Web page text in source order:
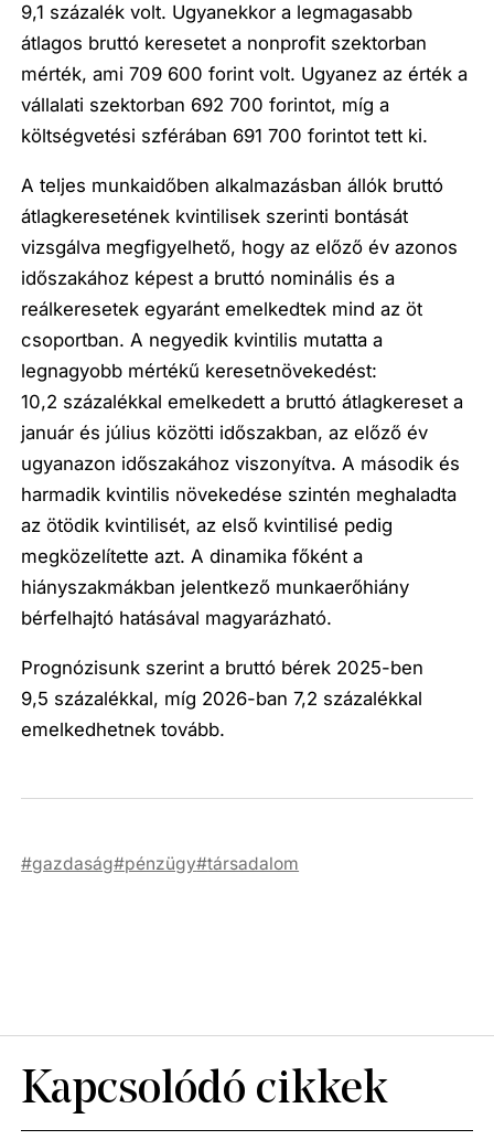
9,1 százalék volt. Ugyanekkor a legmagasabb
átlagos bruttó keresetet a nonprofit szektorban
mérték, ami 709 600 forint volt. Ugyanez az érték a
vállalati szektorban 692 700 forintot, míg a
költségvetési szférában 691 700 forintot tett ki.
A teljes munkaidőben alkalmazásban állók bruttó
átlagkeresetének kvintilisek szerinti bontását
vizsgálva megfigyelhető, hogy az előző év azonos
időszakához képest a bruttó nominális és a
reálkeresetek egyaránt emelkedtek mind az öt
csoportban. A negyedik kvintilis mutatta a
legnagyobb mértékű keresetnövekedést:
10,2 százalékkal emelkedett a bruttó átlagkereset a
január és július közötti időszakban, az előző év
ugyanazon időszakához viszonyítva. A második és
harmadik kvintilis növekedése szintén meghaladta
az ötödik kvintilisét, az első kvintilisé pedig
megközelítette azt. A dinamika főként a
hiányszakmákban jelentkező munkaerőhiány
bérfelhajtó hatásával magyarázható.
Prognózisunk szerint a bruttó bérek 2025-ben
9,5 százalékkal, míg 2026-ban 7,2 százalékkal
emelkedhetnek tovább.
gazdaság pénzügy társadalom
Kapcsolódó cikkek